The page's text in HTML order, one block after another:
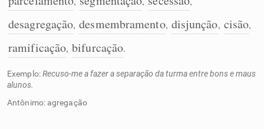
Detector de IA
desagregação, desmembramento, disjunção, cisão,
ramificação, bifurcação.
Exemplo:Recuso-me a fazer a separação da turma entre bons e maus
alunos.
Antônimo: agregação